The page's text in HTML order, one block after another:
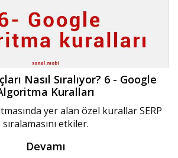
Nasıl Sıralıyor? 6 - Google
Kuralları
yer alan özel kurallar SERP
sıralamasını etkiler.
Devamı